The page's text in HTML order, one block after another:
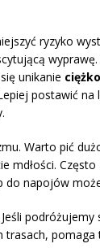
ryzyko
unikanie
postawić
Warto pić
mdłości.
do napojów
trasach,